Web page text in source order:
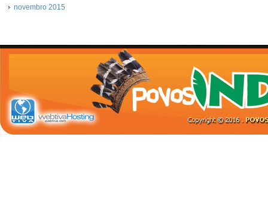
novembro 2015